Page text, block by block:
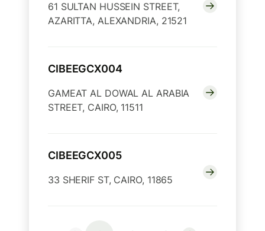
61 SULTAN HUSSEIN STREET,
AZARITTA, ALEXANDRIA, 21521
CIBEEGCX004
GAMEAT AL DOWAL AL ARABIA
STREET, CAIRO, 11511
CIBEEGCX005
33 SHERIF ST, CAIRO, 11865